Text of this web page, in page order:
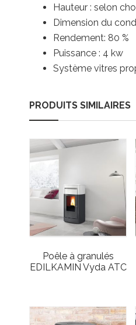
Hauteur : selon
Dimension du
Rendement: 80 %
Puissance : 4 kw
Système vitres
PRODUITS SIMILAIRES
Poêle à granulés
EDILKAMIN Vyda ATC